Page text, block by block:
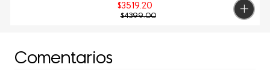
$3519.20
$4399.00
Comentarios